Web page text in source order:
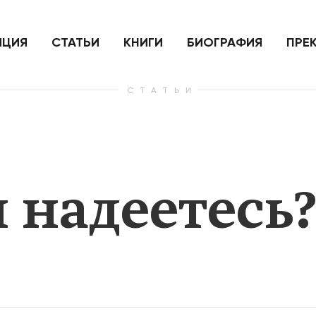
нанесенный по самим себе
СТАТЬИ КНИГИ БИОГРАФИЯ
СТАТЬИ